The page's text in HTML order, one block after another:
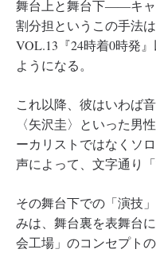
舞台上と舞台下――キ
割分担というこの手法
VOL.13『24時着0時発
ようになる。
これ以降、彼はいわば
〈矢沢圭〉といった
ーカリストではなくソ
声によって、文字通り
その舞台下での「演技
みは、舞台裏を表舞台
会工場」のコンセプト